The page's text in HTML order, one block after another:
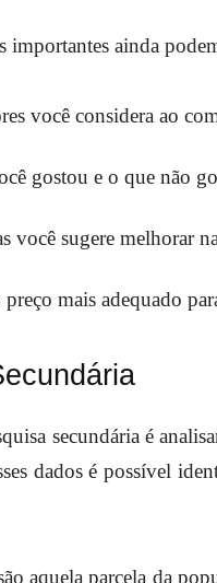
importantes ainda
você considera ao
gostou e o que não
você sugere melhorar
preço mais adequado
secundária é
dados é possível
aquela parcela da